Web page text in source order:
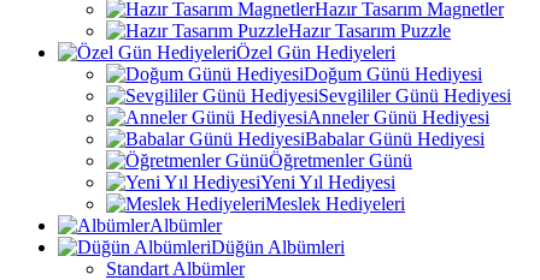
Hazır Tasarım Magnetler
Hazır Tasarım Puzzle
Özel Gün Hediyeleri
Doğum Günü Hediyesi
Sevgililer Günü Hediyesi
Anneler Günü Hediyesi
Babalar Günü Hediyesi
Öğretmenler Günü
Yeni Yıl Hediyesi
Meslek Hediyeleri
Albümler
Düğün Albümleri
Standart Albümler